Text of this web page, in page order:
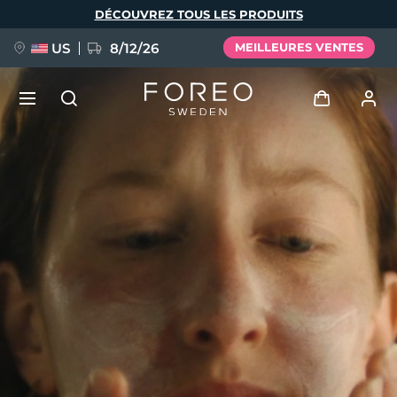
DÉCOUVREZ TOUS LES PRODUITS
US 8/12/26 MEILLEURES VENTES
Se connecter
Profil de l'utilisateur
Mes appareils
Mes commandes
Mes abonnements
FAQ™ Pure Beauty-Tech Elixir
issa™ Teeth Whitening Set
Deutsch
Español
Français
Português
Polski
Русский
繁體中文